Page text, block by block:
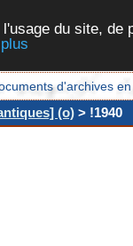
du site,
d'archives
(o) > !1940